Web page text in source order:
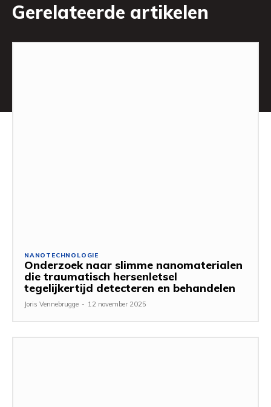
Gerelateerde artikelen
NANOTECHNOLOGIE
Onderzoek naar slimme nanomaterialen
die traumatisch hersenletsel
tegelijkertijd detecteren en behandelen
Joris Vennebrugge - 12 november 2025